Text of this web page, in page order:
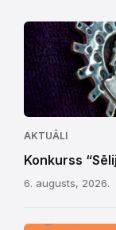
AKTUĀLI
Konkurss
6. augusts, 2026.